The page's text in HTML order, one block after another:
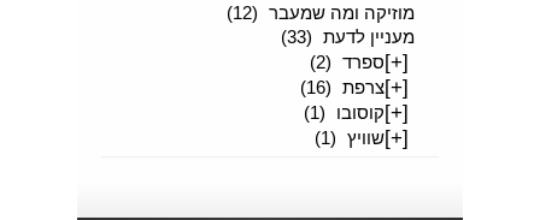
מוזיקה ומה שמעבר (12)
מעניין לדעת (33)
[+]ספרד (2)
[+]צרפת (16)
[+]קוסובו (1)
[+]שוויץ (1)